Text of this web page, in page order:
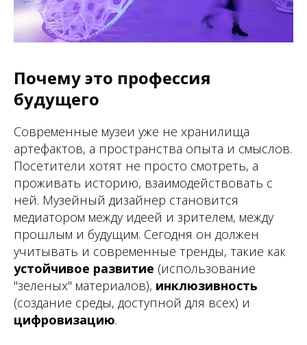
Почему это профессия
будущего
Современные музеи уже не хранилища
артефактов, а пространства опыта и смыслов.
Посетители хотят не просто смотреть, а
проживать историю, взаимодействовать с
ней. Музейный дизайнер становится
медиатором между идеей и зрителем, между
прошлым и будущим. Сегодня он должен
учитывать и современные тренды, такие как
устойчивое развитие (использование
"зеленых" материалов), инклюзивность
(создание среды, доступной для всех) и
цифровизацию.